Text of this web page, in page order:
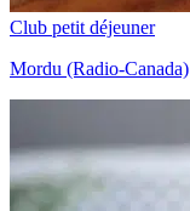
Club petit déjeuner
Mordu (Radio-Canada)